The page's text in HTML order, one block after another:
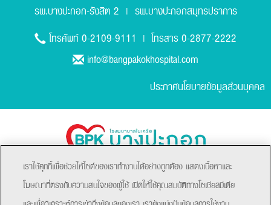
รพ.บางปะกอก-รังสิต 2 | รพ.บางปะกอกสมุทรปราการ
โทรศัพท์0-2109-9111 | โทรสาร0-2877-2222
info@bangpakokhospital.com
ประกาศนโยบายข้อมูลส่วนบุคคล
เราใช้คุกกี้เพื่อช่วยให้ไซต์ของเราทำงานได้อย่างถูกต้อง แสดงเนื้อหาและ
โฆษณาที่ตรงกับความสนใจของผู้ใช้ เปิดให้ใช้คุณสมบัติทางโซเชียลมีเดีย